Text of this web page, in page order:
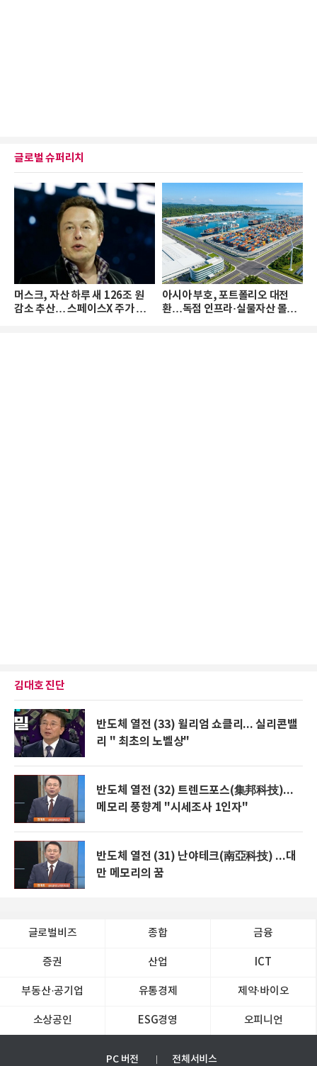
글로벌 슈퍼리치
머스크, 자산 하루 새 126조 원
감소 추산… 스페이스X 주가 하
아시아 부호, 포트폴리오 대전
환…독점 인프라·실물자산 몰린
김대호 진단
반도체 열전 (33) 윌리엄 쇼클리... 실리콘밸
리 " 최초의 노벨상"
반도체 열전 (32) 트렌드포스(集邦科技)...
메모리 풍향계 "시세조사 1인자"
반도체 열전 (31) 난야테크(南亞科技) ...대
만 메모리의 꿈
글로벌비즈 종합 금융
증권 산업 ICT
부동산·공기업 유통경제 제약∙바이오
소상공인 ESG경영 오피니언
PC 버전 전체서비스